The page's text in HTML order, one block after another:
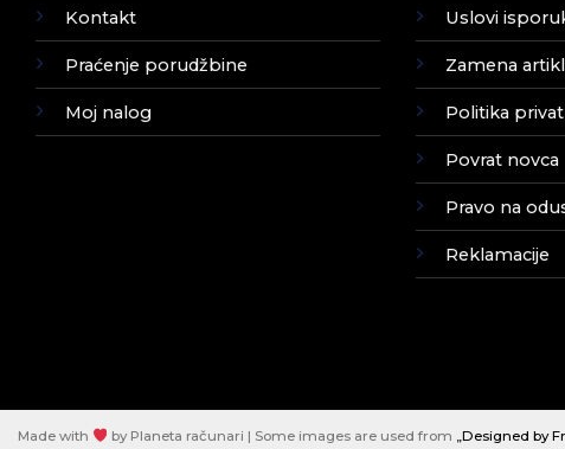
Kontakt
Praćenje porudžbine
Moj nalog
Uslovi
Zamena
Politika
Povrat novca
Pravo na
Reklamacije
Made with by Planeta računari | Some images are used from „Designed by